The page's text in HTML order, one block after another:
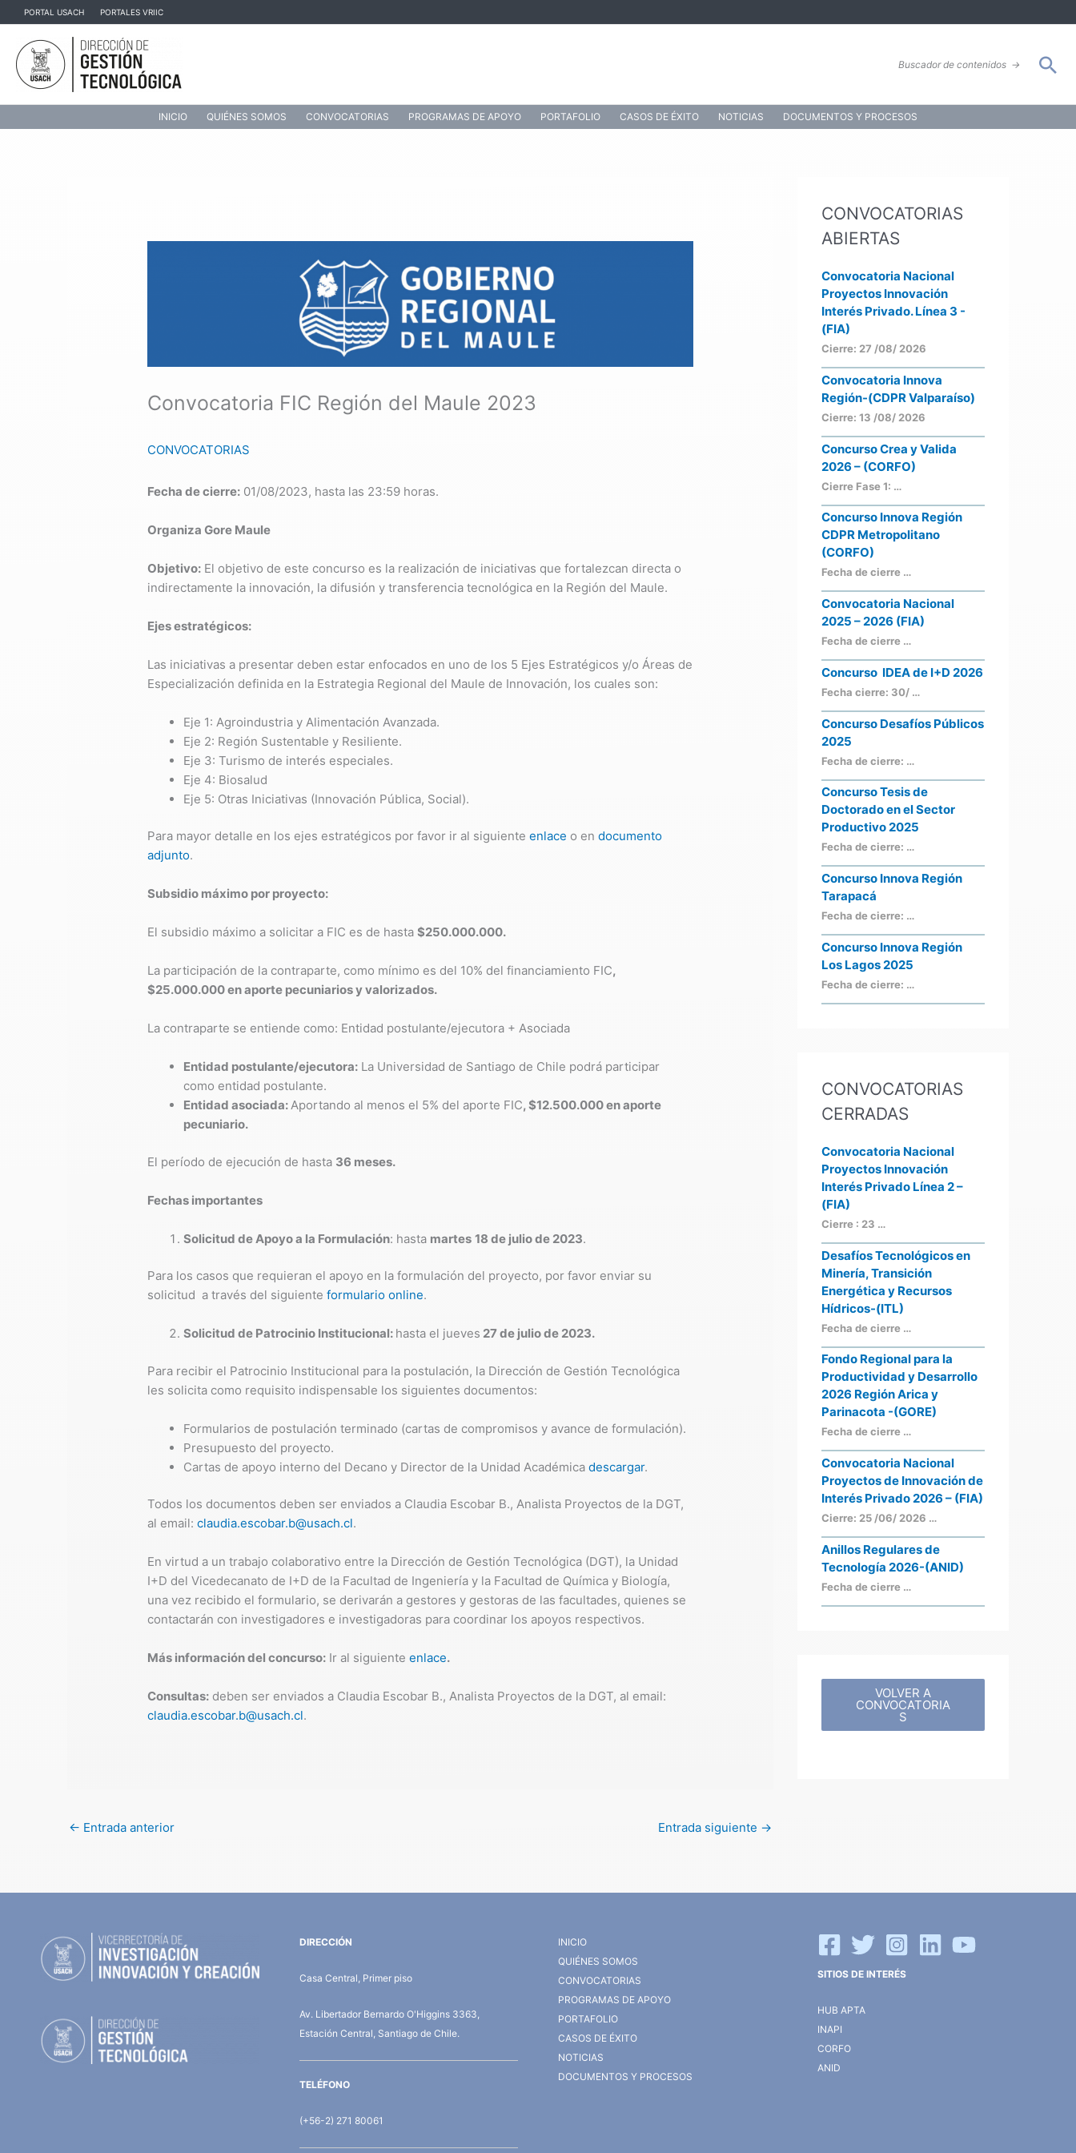
al
contenido
PORTAL USACH PORTALES VRIIC
Buscador de contenidos →
INICIO QUIÉNES SOMOS CONVOCATORIAS PROGRAMAS DE APOYO PORTAFOLIO CASOS DE ÉXITO NOTICIAS DOCUMENTOS Y PROCESOS
Convocatoria FIC Región del Maule 2023
CONVOCATORIAS
Fecha de cierre: 01/08/2023, hasta las 23:59 horas.
Organiza Gore Maule
Objetivo: El objetivo de este concurso es la realización de iniciativas que fortalezcan directa o
indirectamente la innovación, la difusión y transferencia tecnológica en la Región del Maule.
Ejes estratégicos:
Las iniciativas a presentar deben estar enfocados en uno de los 5 Ejes Estratégicos y/o Áreas de
Especialización definida en la Estrategia Regional del Maule de Innovación, los cuales son:
Eje 1: Agroindustria y Alimentación Avanzada.
Eje 2: Región Sustentable y Resiliente.
Eje 3: Turismo de interés especiales.
Eje 4: Biosalud
Eje 5: Otras Iniciativas (Innovación Pública, Social).
Para mayor detalle en los ejes estratégicos por favor ir al siguiente enlace o endocumento
adjunto.
Subsidio máximo por proyecto:
El subsidio máximo a solicitar a FIC es de hasta$250.000.000.
La participación de la contraparte, como mínimo es del 10% del financiamiento FIC,
$25.000.000 en aporte pecuniarios y valorizados.
La contraparte se entiende como: Entidad postulante/ejecutora + Asociada
Entidad postulante/ejecutora: La Universidad de Santiago de Chile podrá participar
como entidad postulante.
Entidad asociada:Aportando al menos el 5% del aporte FIC, $12.500.000 en aporte
pecuniario.
El período de ejecución de hasta 36 meses.
Fechas importantes
Solicitud de Apoyo a la Formulación: hasta martes 18 de julio de 2023.
Para los casos que requieran el apoyo en la formulación del proyecto, por favor enviar su
solicitud a través del siguienteformulario online.
Solicitud de Patrocinio Institucional: hasta el jueves 27 de julio de 2023.
Para recibir el Patrocinio Institucional para la postulación, la Dirección de Gestión Tecnológica
les solicita como requisito indispensable los siguientes documentos:
Formularios de postulación terminado (cartas de compromisos y avance de formulación).
Presupuesto del proyecto.
Cartas de apoyo interno del Decano y Director de la Unidad Académicadescargar.
Todos los documentos deben ser enviados a Claudia Escobar B., Analista Proyectos de la DGT,
al email:claudia.escobar.b@usach.cl.
En virtud a un trabajo colaborativo entre la Dirección de Gestión Tecnológica (DGT), la Unidad
I+D del Vicedecanato de I+D de la Facultad de Ingeniería y la Facultad de Química y Biología,
una vez recibido el formulario, se derivarán a gestores y gestoras de las facultades, quienes se
contactarán con investigadores e investigadoras para coordinar los apoyos respectivos.
Más información del concurso: Ir al siguiente enlace.
Consultas: deben ser enviados a Claudia Escobar B., Analista Proyectos de la DGT, al email:
claudia.escobar.b@usach.cl.
← Entrada anterior Entrada siguiente →
CONVOCATORIAS
ABIERTAS
Convocatoria Nacional
Proyectos Innovación
Interés Privado. Línea 3 -
(FIA)
Cierre: 27 /08/ 2026
Convocatoria Innova
Región-(CDPR Valparaíso)
Cierre: 13 /08/ 2026
Concurso Crea y Valida
2026 – (CORFO)
Cierre Fase 1: …
Concurso Innova Región
CDPR Metropolitano
(CORFO)
Fecha de cierre …
Convocatoria Nacional
2025 – 2026 (FIA)
Fecha de cierre …
Concurso IDEA de I+D 2026
Fecha cierre: 30/ …
Concurso Desafíos Públicos
2025
Fecha de cierre: …
Concurso Tesis de
Doctorado en el Sector
Productivo 2025
Fecha de cierre: …
Concurso Innova Región
Tarapacá
Fecha de cierre: …
Concurso Innova Región
Los Lagos 2025
Fecha de cierre: …
CONVOCATORIAS
CERRADAS
Convocatoria Nacional
Proyectos Innovación
Interés Privado Línea 2 –
(FIA)
Cierre : 23 …
Desafíos Tecnológicos en
Minería, Transición
Energética y Recursos
Hídricos-(ITL)
Fecha de cierre …
Fondo Regional para la
Productividad y Desarrollo
2026 Región Arica y
Parinacota -(GORE)
Fecha de cierre …
Convocatoria Nacional
Proyectos de Innovación de
Interés Privado 2026 – (FIA)
Cierre: 25 /06/ 2026 …
Anillos Regulares de
Tecnología 2026-(ANID)
Fecha de cierre …
VOLVER A
CONVOCATORIA
S
DIRECCIÓN
Casa Central, Primer piso
Av. Libertador Bernardo O'Higgins 3363,
Estación Central, Santiago de Chile.
TELÉFONO
(+56-2) 271 80061
INICIO
QUIÉNES SOMOS
CONVOCATORIAS
PROGRAMAS DE APOYO
PORTAFOLIO
CASOS DE ÉXITO
NOTICIAS
DOCUMENTOS Y PROCESOS
SITIOS DE INTERÉS
HUB APTA
INAPI
CORFO
ANID